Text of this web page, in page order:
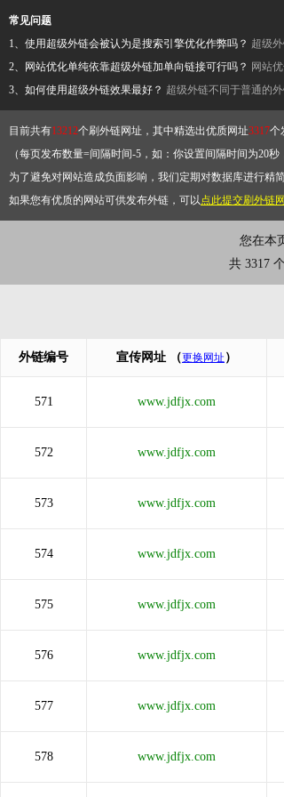
常见问题
1、使用超级外链会被认为是搜索引擎优化作弊吗？ 超级
2、网站优化单纯依靠超级外链加单向链接可行吗？ 网站
3、如何使用超级外链效果最好？ 超级外链不同于普通的
目前共有13212个刷外链网址，其中精选出优质网址3317个
（每页发布数量=间隔时间-5，如：你设置间隔时间为20
为了避免对网站造成负面影响，我们定期对数据库进行精
如果您有优质的网站可供发布外链，可以点此提交刷外链
您在本
共 3317
外链编号 宣传网址 （更换网址 ）
571 www.jdfjx.com
572 www.jdfjx.com
573 www.jdfjx.com
574 www.jdfjx.com
575 www.jdfjx.com
576 www.jdfjx.com
577 www.jdfjx.com
578 www.jdfjx.com